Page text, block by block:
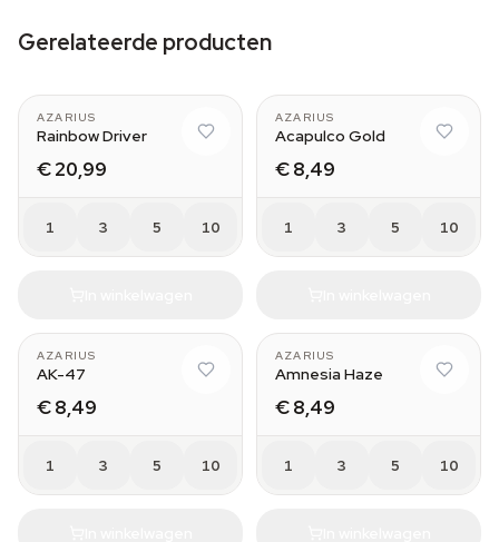
Gerelateerde producten
AZARIUS
Rainbow Driver
€ 20,99
1 3 5 10
AZARIUS
Acapulco Gold
€ 8,49
1 3 5 10
AZARIUS
AK-47
€ 8,49
1 3 5 10
AZARIUS
Amnesia Haze
€ 8,49
1 3 5 10